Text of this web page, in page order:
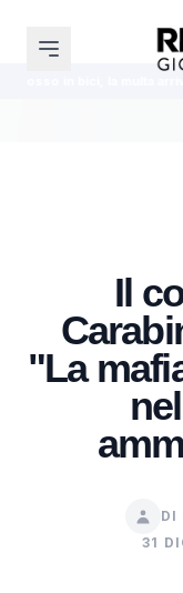
Il
"La
DI
31